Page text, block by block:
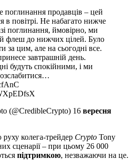
поглинання продавців – цей
в повітрі. Не набагато нижче
поглинання, ймовірно, ми
флеш до нижчих цілей. Було
за цим, але на сьогодні все.
завтрашній день.
будуть спокійними, і ми
(@CredibleCrypto) 16 вересня
руху колега-трейдер Crypto Tony
сценарії – при цьому 26 000
підтримкою, незважаючи на це.